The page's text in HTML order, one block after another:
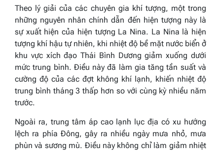
Theo lý giải của các chuyên gia khí tượng, một trong
những nguyên nhân chính dẫn đến hiện tượng này là
sự xuất hiện của hiện tượng La Nina. La Nina là hiện
tượng khí hậu tự nhiên, khi nhiệt độ bề mặt nước biển ở
khu vực xích đạo Thái Bình Dương giảm xuống dưới
mức trung bình. Điều này đã làm gia tăng tần suất và
cường độ của các đợt không khí lạnh, khiến nhiệt độ
trung bình tháng 3 thấp hơn so với cùng kỳ nhiều năm
trước.
Ngoài ra, trung tâm áp cao lạnh lục địa có xu hướng
lệch ra phía Đông, gây ra nhiều ngày mưa nhỏ, mưa
phùn và sương mù. Điều này không chỉ làm giảm nhiệt